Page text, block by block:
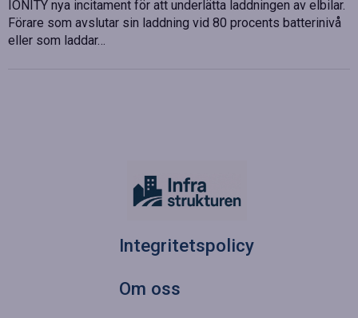
IONITY nya incitament för att underlätta laddningen av elbilar.
Förare som avslutar sin laddning vid 80 procents batterinivå
eller som laddar…
Integritetspolicy
Om oss